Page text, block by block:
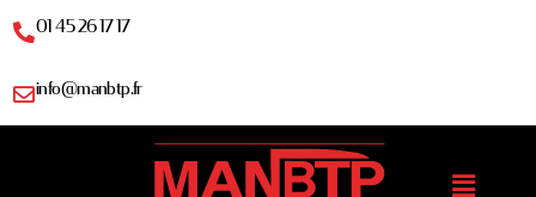
01 45 26 17 17
info@manbtp.fr